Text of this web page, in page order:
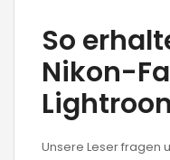
So
Nikon-
Unsere Leser fragen